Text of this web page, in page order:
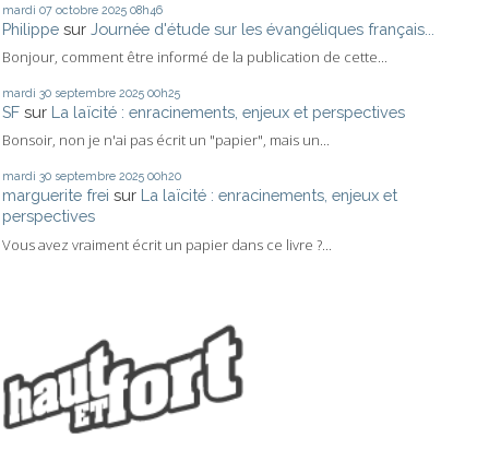
mardi 07 octobre 2025 08h46
Philippe sur Journée d'étude sur les évangéliques français...
Bonjour, comment être informé de la publication de cette...
mardi 30 septembre 2025 00h25
SF sur La laïcité : enracinements, enjeux et perspectives
Bonsoir, non je n'ai pas écrit un "papier", mais un...
mardi 30 septembre 2025 00h20
marguerite frei sur La laïcité : enracinements, enjeux et
perspectives
Vous avez vraiment écrit un papier dans ce livre ?...